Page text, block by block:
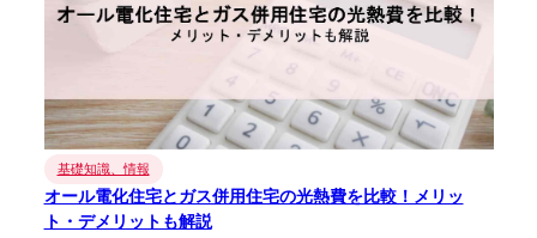
基礎知識、情報
オール電化住宅とガス併用住宅の光熱費を比較！メリッ
ト・デメリットも解説